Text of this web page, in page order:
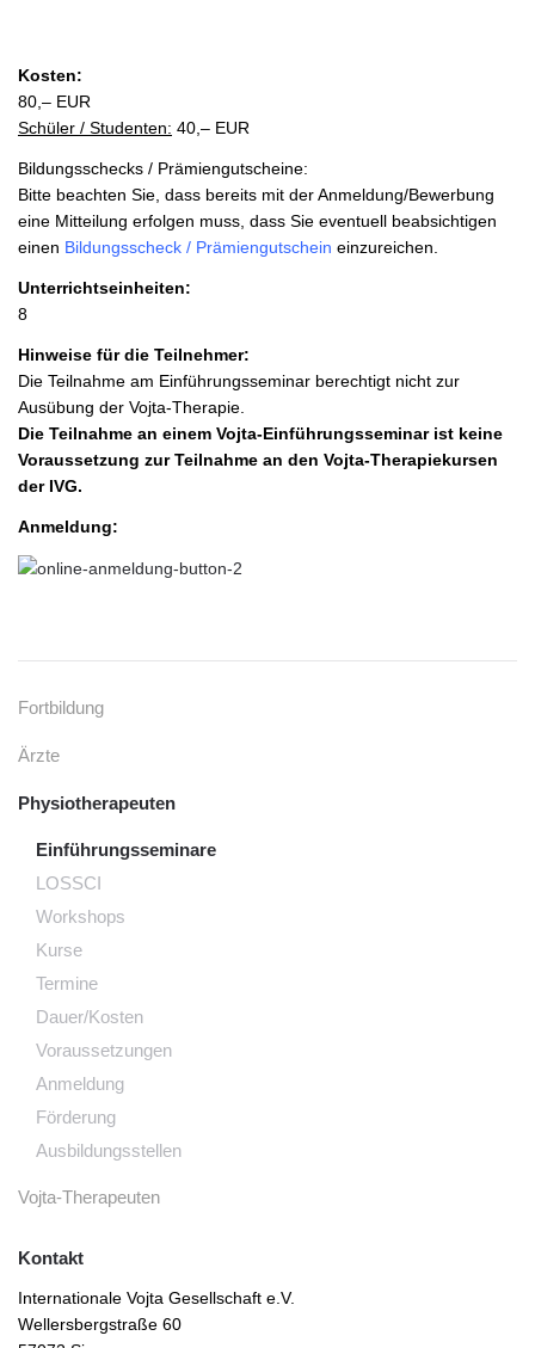
Kosten:
80,– EUR
Schüler / Studenten: 40,– EUR
Bildungsschecks / Prämiengutscheine:
Bitte beachten Sie, dass bereits mit der Anmeldung/Bewerbung
eine Mitteilung erfolgen muss, dass Sie eventuell beabsichtigen
einen Bildungsscheck / Prämiengutschein einzureichen.
Unterrichtseinheiten:
8
Hinweise für die Teilnehmer:
Die Teilnahme am Einführungsseminar berechtigt nicht zur
Ausübung der Vojta-Therapie.
Die Teilnahme an einem Vojta-Einführungsseminar ist keine
Voraussetzung zur Teilnahme an den Vojta-Therapiekursen
der IVG.
Anmeldung:
Fortbildung
Ärzte
Physiotherapeuten
Einführungsseminare
LOSSCI
Workshops
Kurse
Termine
Dauer/Kosten
Voraussetzungen
Anmeldung
Förderung
Ausbildungsstellen
Vojta-Therapeuten
Kontakt
Internationale Vojta Gesellschaft e.V.
Wellersbergstraße 60